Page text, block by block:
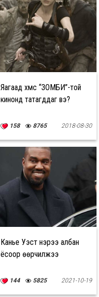
Яагаад хүмүүс “ЗОМБИ”-той
кинонд татагддаг вэ?
158 8765 2018-08-30
Канье Уэст нэрээ албан
ёсоор өөрчилжээ
144 5825 2021-10-19